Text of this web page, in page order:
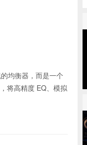
均衡器，而是一个
将高精度 EQ、模拟